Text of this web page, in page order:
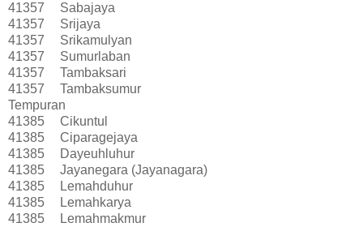
41357
Sabajaya
41357
Srijaya
41357
Srikamulyan
41357
Sumurlaban
41357
Tambaksari
41357
Tambaksumur
Tempuran
41385
Cikuntul
41385
Ciparagejaya
41385
Dayeuhluhur
41385
Jayanegara (Jayanagara)
41385
Lemahduhur
41385
Lemahkarya
41385
Lemahmakmur